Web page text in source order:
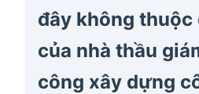
đây không thuộc
của nhà thầu
công xây dựng